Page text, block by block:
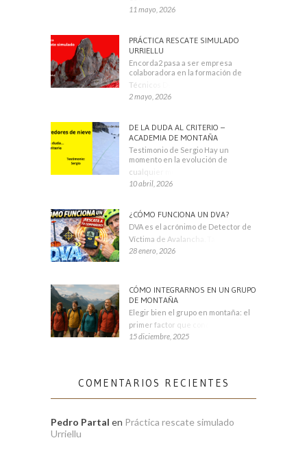
11 mayo, 2026
PRÁCTICA RESCATE SIMULADO
URRIELLU
Encorda2 pasa a ser empresa
colaboradora en la formación de
Técnicos Deportivos
2 mayo, 2026
DE LA DUDA AL CRITERIO –
ACADEMIA DE MONTAÑA
Testimonio de Sergio Hay un
momento en la evolución de
cualquier montañero
10 abril, 2026
¿CÓMO FUNCIONA UN DVA?
DVA es el acrónimo de Detector de
Víctima de Avalancha. También se
28 enero, 2026
CÓMO INTEGRARNOS EN UN GRUPO
DE MONTAÑA
Elegir bien el grupo en montaña: el
primer factor que condiciona tu
15 diciembre, 2025
COMENTARIOS RECIENTES
Pedro Partal en Práctica rescate simulado
Urriellu